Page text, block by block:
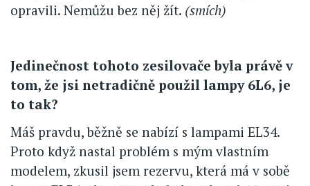
opravili. Nemůžu bez něj žít. (smích)
Jedinečnost tohoto zesilovače byla právě v
tom, že jsi netradičně použil lampy 6L6, je
to tak?
Máš pravdu, běžně se nabízí s lampami EL34.
Proto když nastal problém s mým vlastním
modelem, zkusil jsem rezervu, která má v sobě